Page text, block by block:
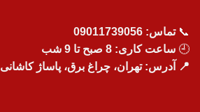
📞تماس: 09011739056
🕘 ساعت کاری: 8 صبح تا 9 شب
📍 آدرس: تهران، چراغ برق، پاساژ کاشانی